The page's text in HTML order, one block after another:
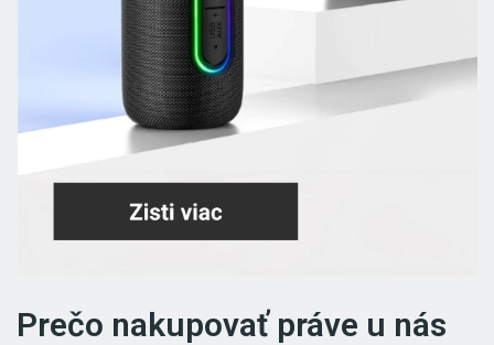
Prečo nakupovať práve u nás